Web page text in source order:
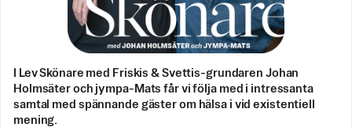
I Lev Skönare med Friskis & Svettis-grundaren Johan
Holmsäter och jympa-Mats får vi följa med i intressanta
samtal med spännande gäster om hälsa i vid existentiell
mening.